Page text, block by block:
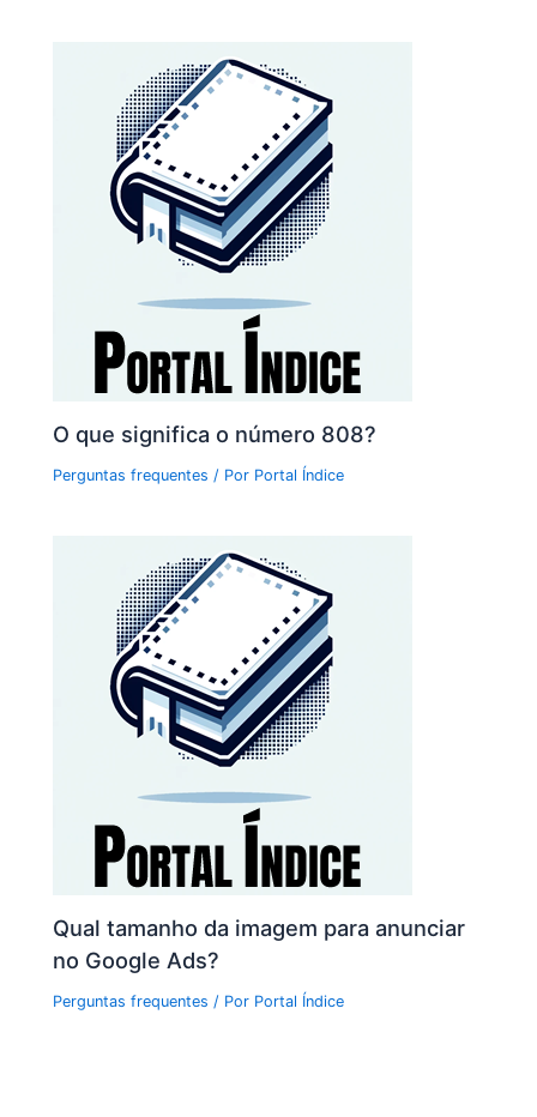
O que significa o número 808?
Perguntas frequentes / Por Portal Índice
Qual tamanho da imagem para anunciar
no Google Ads?
Perguntas frequentes / Por Portal Índice